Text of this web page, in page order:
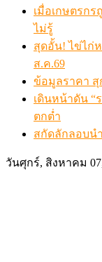
เมื่อเกษตรก
ไม่รู้
สุดอั้น! ไข่ไก่
ส.ค.69
ข้อมูลราคา สุ
เดินหน้าดัน “
ตกต่ำ
สกัดลักลอบน
วันศุกร์, สิงหาคม